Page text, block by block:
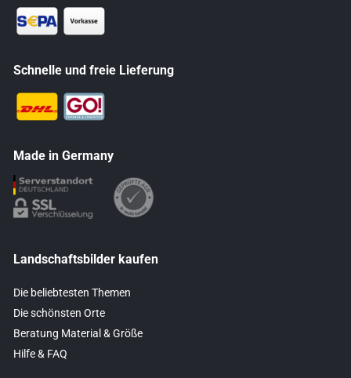
Schnelle und freie Lieferung
Made in Germany
Landschaftsbilder kaufen
Die beliebtesten Themen
Die schönsten Orte
Beratung Material & Größe
Hilfe & FAQ